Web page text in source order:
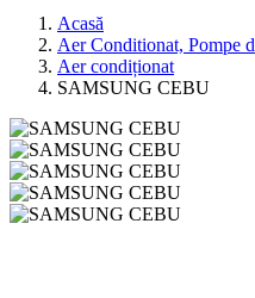
Acasă
Aer Conditionat, Pompe
Aer condiționat
SAMSUNG CEBU